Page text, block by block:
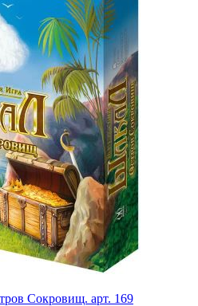
Сокровищ. арт. 169